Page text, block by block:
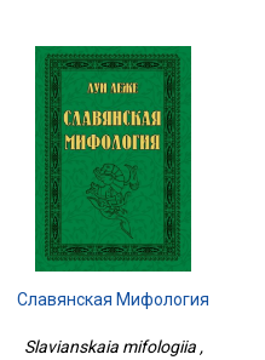
Славянская Мифология
Slavianskaia mifologiia ,